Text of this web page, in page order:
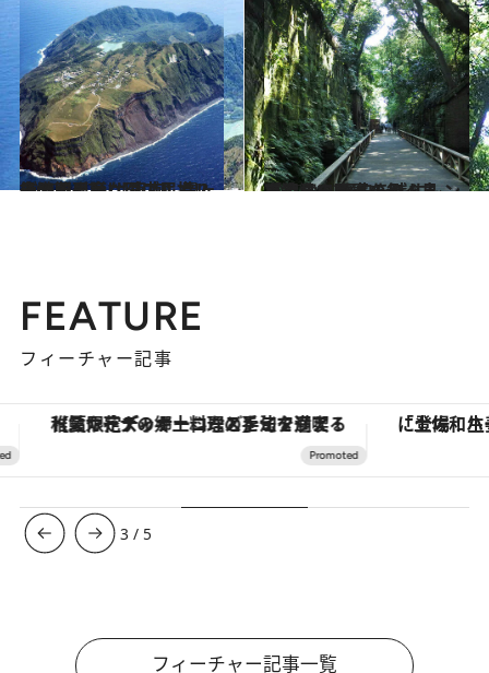
2020.11.7
上陸難易度は国内屈指!? 絶海の孤島 【東京】青ヶ島の不思議なダブルカルデラ
旅＆お出かけ 2020.9.12
東京湾で唯一の無人島「猿島」 歴史を残すレンガ造りの要塞をめぐる
旅＆お出かけ
FEATURE
フィーチャー記事
「土佐和ハーブかき氷」がOMO7高知に登場！生姜、山椒、大葉など目にも舌にも涼を呼ぶ郷土の味 ヴァシュロン・コンスタン
4 / 5
フィーチャー記事一覧